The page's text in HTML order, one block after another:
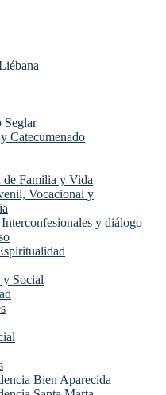
Seglar
Catecumenado
de Familia y Vida
Vocacional y
y diálogo
Social
Bien Aparecida